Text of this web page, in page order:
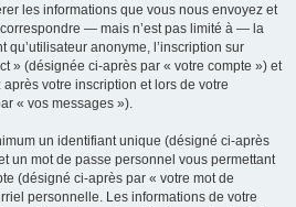
les informations que vous nous envoyez et
— mais n’est pas limité à — la
anonyme, l’inscription sur
» (désignée ci-après par « votre compte ») et
votre inscription et lors de votre
« vos messages »).
un identifiant unique (désigné ci-après
un mot de passe personnel vous permettant
(désigné ci-après par « votre mot de
personnelle. Les informations de votre